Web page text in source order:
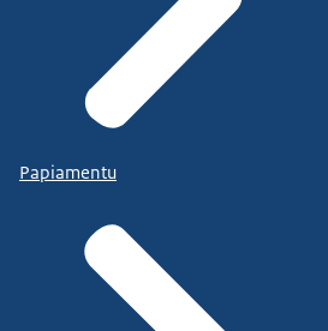
Papiamentu